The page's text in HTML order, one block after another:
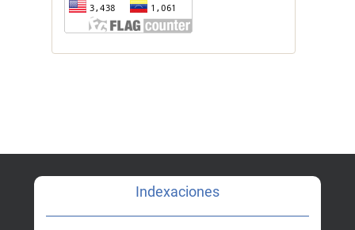
Indexaciones